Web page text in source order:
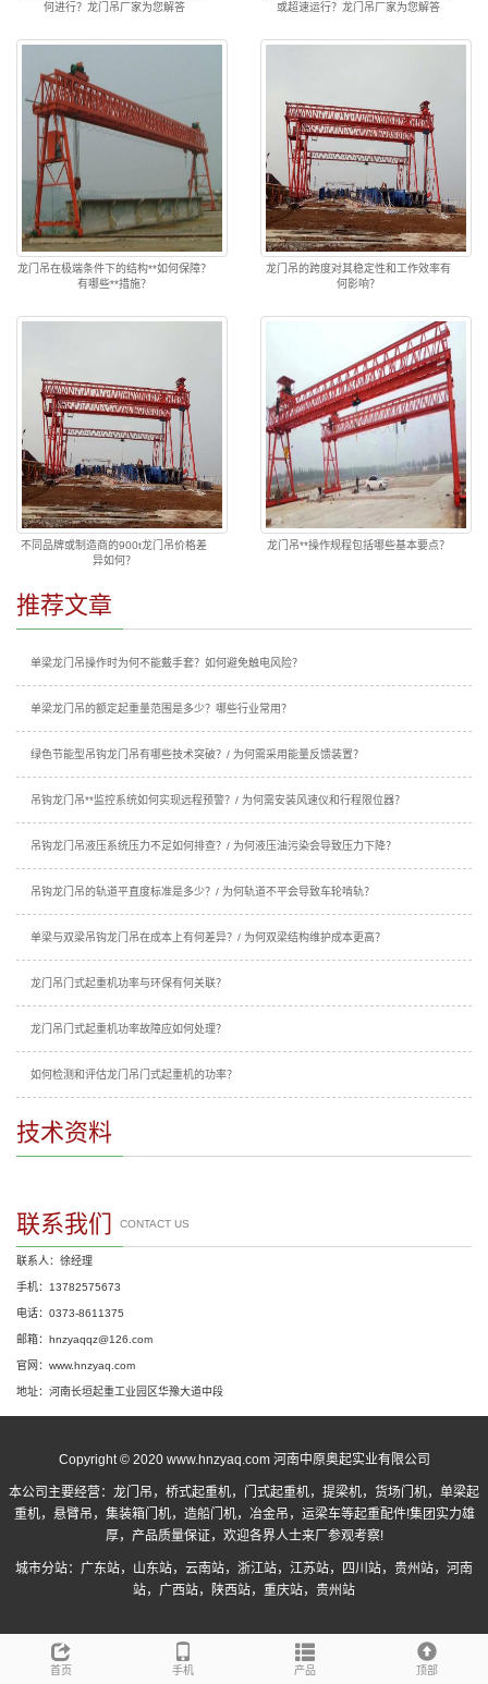
何进行？龙门吊厂家为您解答
或超速运行？龙门吊厂家为您解答
龙门吊在极端条件下的结构**如何保障？
有哪些**措施？
龙门吊的跨度对其稳定性和工作效率有
何影响？
不同品牌或制造商的900t龙门吊价格差
异如何？
龙门吊**操作规程包括哪些基本要点？
推荐文章
单梁龙门吊操作时为何不能戴手套？如何避免触电风险？
单梁龙门吊的额定起重量范围是多少？哪些行业常用？
绿色节能型吊钩龙门吊有哪些技术突破？/ 为何需采用能量反馈装置？
吊钩龙门吊**监控系统如何实现远程预警？/ 为何需安装风速仪和行程限位器？
吊钩龙门吊液压系统压力不足如何排查？/ 为何液压油污染会导致压力下降？
吊钩龙门吊的轨道平直度标准是多少？/ 为何轨道不平会导致车轮啃轨？
单梁与双梁吊钩龙门吊在成本上有何差异？/ 为何双梁结构维护成本更高？
龙门吊门式起重机功率与环保有何关联？
龙门吊门式起重机功率故障应如何处理？
如何检测和评估龙门吊门式起重机的功率？
技术资料
联系我们 CONTACT US
联系人：徐经理
手机：13782575673
电话：0373-8611375
邮箱：hnzyaqqz@126.com
官网：www.hnzyaq.com
地址：河南长垣起重工业园区华豫大道中段
首页 手机 产品 顶部
Copyright © 2020 www.hnzyaq.com 河南中原奥起实业有限公司
本公司主要经营： 龙门吊 ， 桥式起重机， 门式起重机，提梁机，货场门机，单梁起
重机，悬臂吊，集装箱门机，造船门机，冶金吊，运梁车等起重配件!集团实力雄
厚，产品质量保证，欢迎各界人士来厂参观考察!
城市分站： 广东站， 山东站， 云南站， 浙江站， 江苏站， 四川站， 贵州站， 河南
站， 广西站， 陕西站， 重庆站， 贵州站